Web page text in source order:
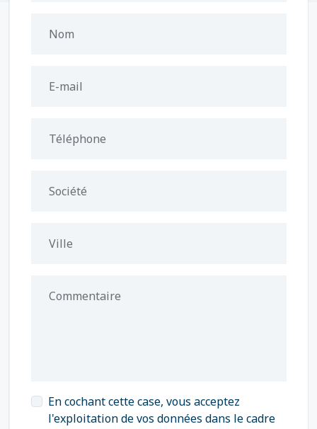
Nom
E-mail
Téléphone
Société
Ville
Commentaire
En cochant cette case, vous acceptez
l'exploitation de vos données dans le cadre